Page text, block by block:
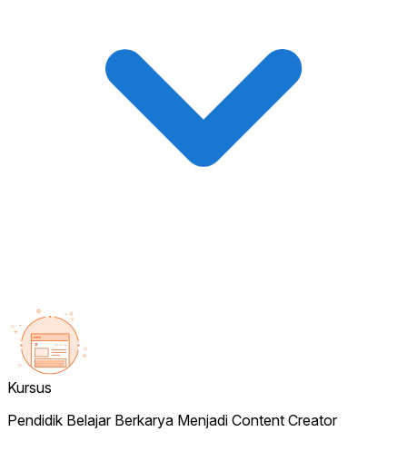
Kursus
Pendidik Belajar Berkarya Menjadi Content Creator